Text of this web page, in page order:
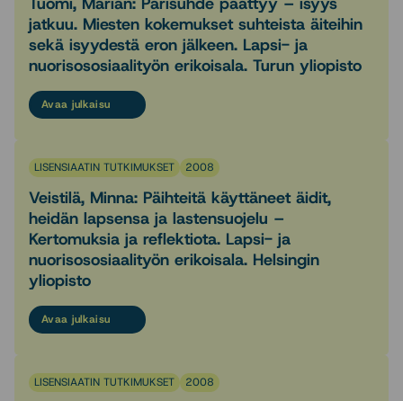
jatkuu. Miesten kokemukset suhteista äiteihin
sekä isyydestä eron jälkeen. Lapsi- ja
nuorisososiaalityön erikoisala. Turun yliopisto
Avaa julkaisu
LISENSIAATIN TUTKIMUKSET 2008
Veistilä, Minna: Päihteitä käyttäneet äidit,
heidän lapsensa ja lastensuojelu –
Kertomuksia ja reflektiota. Lapsi- ja
nuorisososiaalityön erikoisala. Helsingin
yliopisto
Avaa julkaisu
LISENSIAATIN TUTKIMUKSET 2008